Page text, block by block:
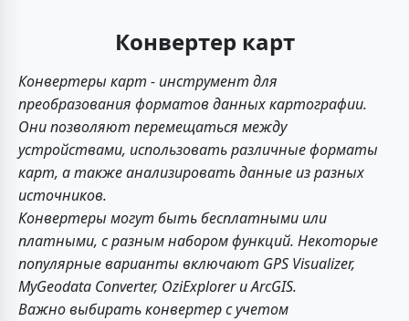
Конвертер карт
Конвертеры карт - инструмент для
преобразования форматов данных картографии.
Они позволяют перемещаться между
устройствами, использовать различные форматы
карт, а также анализировать данные из разных
источников.
Конвертеры могут быть бесплатными или
платными, с разным набором функций. Некоторые
популярные варианты включают GPS Visualizer,
MyGeodata Converter, OziExplorer и ArcGIS.
Важно выбирать конвертер с учетом